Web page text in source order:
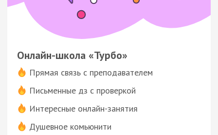
Онлайн-школа «Турбо»
Прямая связь с преподавателем
Письменные дз с проверкой
Интересные онлайн-занятия
Душевное комьюнити